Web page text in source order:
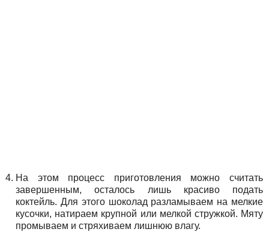
На этом процесс приготовления можно считать
завершенным, осталось лишь красиво подать
коктейль. Для этого шоколад разламываем на мелкие
кусочки, натираем крупной или мелкой стружкой. Мяту
промываем и стряхиваем лишнюю влагу.